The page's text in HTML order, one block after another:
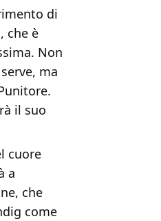
di
che è
Non
ma
il suo
cuore
a
che
come